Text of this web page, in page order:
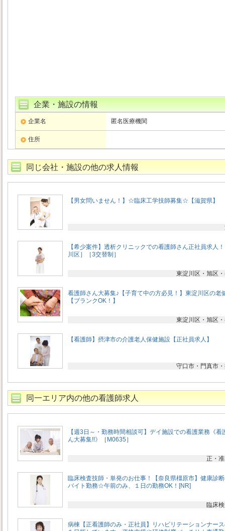
企業・施設の情報
企業名 匿名医療機関
住所
同じ会社・施設の他の求人情報
【男女問いません！】☆臨床工学技師募集☆【滋賀県】
【希少案件】透析クリニックでの看護師さん正社員求人
川区］［3交替制］
東淀川区・旭区
看護師さん大募集♪【子育て中の方必見！】東淀川区の老
【ブランクOK！】
東淀川区・旭区
【看護師】摂津市の介護老人保健施設【正社員求人】
守口市・門真市
同一エリア内の他の看護師求人
【週3日～・勤務時間相談可】デイ施設での看護業務《看
ん大募集!!》［M0635］
正・
臨床検査技師・単発のお仕事！【奈良県橿原市】健康診
バイト勤務☆午前のみ、１日の勤務OK！[NR]
臨床
病棟【正看護師のみ・正社員】リハビリテーションナー